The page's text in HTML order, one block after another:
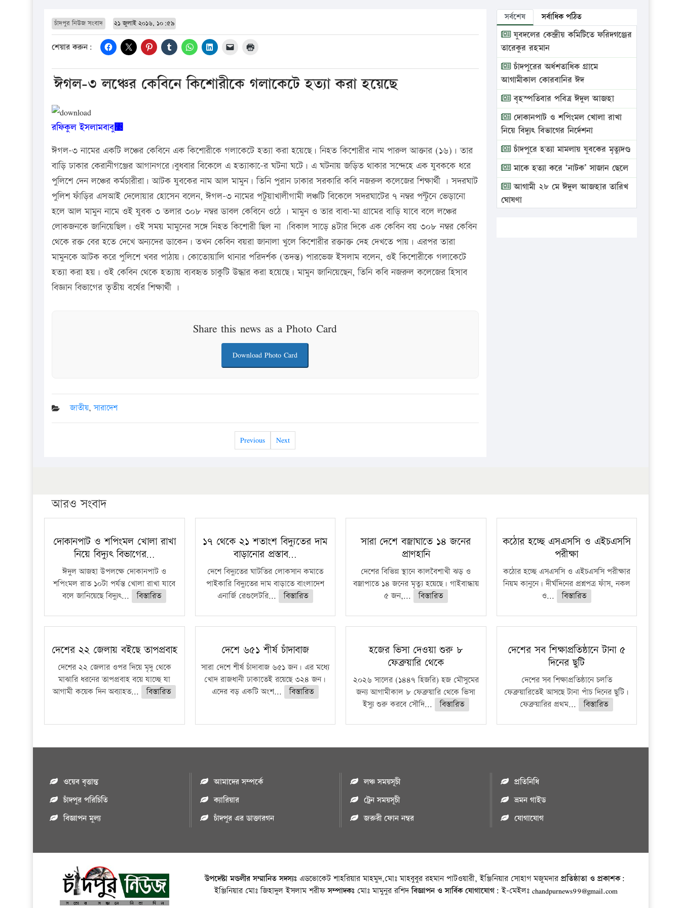
চাঁদপুর নিউজ সংবাদ ২১ জুলাই ২০১৬, ১০:৫৯
শেয়ার করুন:
ঈগল-৩ লঞ্চের কেবিনে কিশোরীকে গলাকেটে হত্যা করা হয়েছে
রফিকুল ইসলামবাবু঳
ঈগল-৩ নামের একটি লঞ্চের কেবিনে এক কিশোরীকে গলাকেটে হত্যা করা হয়েছে। নিহত কিশোরীর নাম পারুল আক্তার (১৬)। তার
বাড়ি ঢাকার কেরানীগঞ্জের আগানগরে।বুধবার বিকেলে এ হত্যাকা-ের ঘটনা ঘটে। এ ঘটনায় জড়িত থাকার সন্দেহে এক যুবককে ধরে
পুলিশে দেন লঞ্চের কর্মচারীরা। আটক যুবকের নাম আল মামুন। তিনি পুরান ঢাকার সরকারি কবি নজরুল কলেজের শিক্ষার্থী । সদরঘাট
পুলিশ ফাঁড়ির এসআই দেলোয়ার হোসেন বলেন, ঈগল-৩ নামের পটুয়াখালীগামী লঞ্চটি বিকেলে সদরঘাটের ৭ নম্বর পন্টুনে ভেড়ানো
হলে আল মামুন নামে ওই যুবক ৩ তলার ৩০৮ নম্বর ডাবল কেবিনে ওঠে । মামুন ও তার বাবা-মা গ্রামের বাড়ি যাবে বলে লঞ্চের
লোকজনকে জানিয়েছিল। ওই সময় মামুনের সঙ্গে নিহত কিশোরী ছিল না ।বিকাল সাড়ে ৪টার দিকে এক কেবিন বয় ৩০৮ নম্বর কেবিন
থেকে রক্ত বের হতে দেখে অন্যদের ডাকেন। তখন কেবিন বয়রা জানালা খুলে কিশোরীর রক্তাক্ত দেহ দেখতে পায়। এরপর তারা
মামুনকে আটক করে পুলিশে খবর পাঠায়। কোতোয়ালি থানার পরিদর্শক (তদন্ত) পারভেজ ইসলাম বলেন, ওই কিশোরীকে গলাকেটে
হত্যা করা হয়। ওই কেবিন থেকে হত্যায় ব্যবহৃত চাকুটি উদ্ধার করা হয়েছে। মামুন জানিয়েছেন, তিনি কবি নজরুল কলেজের হিসাব
বিজ্ঞান বিভাগের তৃতীয় বর্ষের শিক্ষার্থী ।
Share this news as a Photo Card
Download Photo Card
জাতীয়,সারাদেশ
Previous Next
সর্বশেষ সর্বাধিক পঠিত
যুবদলের কেন্দ্রীয় কমিটিতে ফরিদগঞ্জের
তারেকুর রহমান
চাঁদপুরের অর্ধশতাধিক গ্রামে
আগামীকাল কোরবানির ঈদ
বৃহস্পতিবার পবিত্র ঈদুল আজহা
দোকানপাট ও শপিংমল খোলা রাখা
নিয়ে বিদ্যুৎ বিভাগের নির্দেশনা
চাঁদপুরে হত্যা মামলায় যুবকের মৃত্যুদণ্ড
মাকে হত্যা করে ‘নাটক’ সাজান ছেলে
আগামী ২৮ মে ঈদুল আজহার তারিখ
ঘোষণা
আরও সংবাদ
দোকানপাট ও শপিংমল খোলা রাখা
নিয়ে বিদ্যুৎ বিভাগের…
ঈদুল আজহা উপলক্ষে দোকানপাট ও
শপিংমল রাত ১০টা পর্যন্ত খোলা রাখা যাবে
বলে জানিয়েছে বিদ্যুৎ...
বিস্তারিত
১৭ থেকে ২১ শতাংশ বিদ্যুতের দাম
বাড়ানোর প্রস্তাব…
দেশে বিদ্যুতের ঘাটতির লোকসান কমাতে
পাইকারি বিদ্যুতের দাম বাড়াতে বাংলাদেশ
এনার্জি রেগুলেটরি...
বিস্তারিত
সারা দেশে বজ্রাঘাতে ১৪ জনের
প্রাণহানি
দেশের বিভিন্ন স্থানে কালবৈশাখী ঝড় ও
বজ্রাপাতে ১৪ জনের মৃত্যু হয়েছে। গাইবান্ধায়
৫ জন,...
বিস্তারিত
কঠোর হচ্ছে এসএসসি ও এইচএসসি
পরীক্ষা
কঠোর হচ্ছে এসএসসি ও এইচএসসি পরীক্ষার
নিয়ম কানুনে। দীর্ঘদিনের প্রশ্নপত্র ফাঁস, নকল
ও...
বিস্তারিত
দেশের ২২ জেলায় বইছে তাপপ্রবাহ
দেশের ২২ জেলার ওপর দিয়ে মৃদু থেকে
মাঝারি ধরনের তাপপ্রবাহ বয়ে যাচ্ছে যা
আগামী কয়েক দিন অব্যাহত...
বিস্তারিত
দেশে ৬৫১ শীর্ষ চাঁদাবাজ
সারা দেশে শীর্ষ চাঁদাবাজ ৬৫১ জন। এর মধ্যে
খোদ রাজধানী ঢাকাতেই রয়েছে ৩২৪ জন।
এদের বড় একটি অংশ...
বিস্তারিত
হজের ভিসা দেওয়া শুরু ৮
ফেব্রুয়ারি থেকে
২০২৬ সালের (১৪৪৭ হিজরি) হজ মৌসুমের
জন্য আগামীকাল ৮ ফেব্রুয়ারি থেকে ভিসা
ইস্যু শুরু করবে সৌদি...
বিস্তারিত
দেশের সব শিক্ষাপ্রতিষ্ঠানে টানা ৫
দিনের ছুটি
দেশের সব শিক্ষাপ্রতিষ্ঠানে চলতি
ফেব্রুয়ারিতেই আসছে টানা পাঁচ দিনের ছুটি।
ফেব্রুয়ারির প্রথম...
বিস্তারিত
ওয়েব বৃত্তান্ত
চাঁদপুর পরিচিতি
বিজ্ঞাপন মুল্য
আমাদের সম্পর্কে
ক্যারিয়ার
চাঁদপুর এর ডাক্তারগন
লঞ্চ সময়সূচী
ট্রেন সময়সূচী
জরুরী ফোন নম্বর
প্রতিনিধি
ভ্রমন গাইড
যোগাযোগ
উপদেষ্টা মন্ডলীর সম্মানিত সদস্যঃ এডভোকেট শাহরিয়ার মাহমুদ,মোঃ মাহবুবুর রহমান পাটওয়ারী, ইঞ্জিনিয়ার সোহাগ মজুমদারপ্রতিষ্ঠাতা ও প্রকাশক:
ইঞ্জিনিয়ার মোঃ জিহাদুল ইসলাম শরীফসম্পাদকঃ মোঃ মামুনুর রশিদবিজ্ঞাপন ও সার্বিক যোগাযোগ: ই-মেইলঃ chandpurnews99@gmail.com